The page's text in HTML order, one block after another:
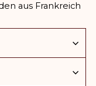
aus Frankreich